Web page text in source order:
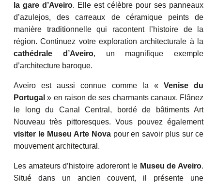
la gare d’Aveiro. Elle est célèbre pour ses panneaux
d’azulejos, des carreaux de céramique peints de
manière traditionnelle qui racontent l’histoire de la
région. Continuez votre exploration architecturale à la
cathédrale d’Aveiro, un magnifique exemple
d’architecture baroque.
Aveiro est aussi connue comme la « Venise du
Portugal » en raison de ses charmants canaux. Flânez
le long du Canal Central, bordé de bâtiments Art
Nouveau très pittoresques. Vous pouvez également
visiter le Museu Arte Novapour en savoir plus sur ce
mouvement architectural.
Les amateurs d’histoire adoreront le Museu de Aveiro.
Situé dans un ancien couvent, il présente une